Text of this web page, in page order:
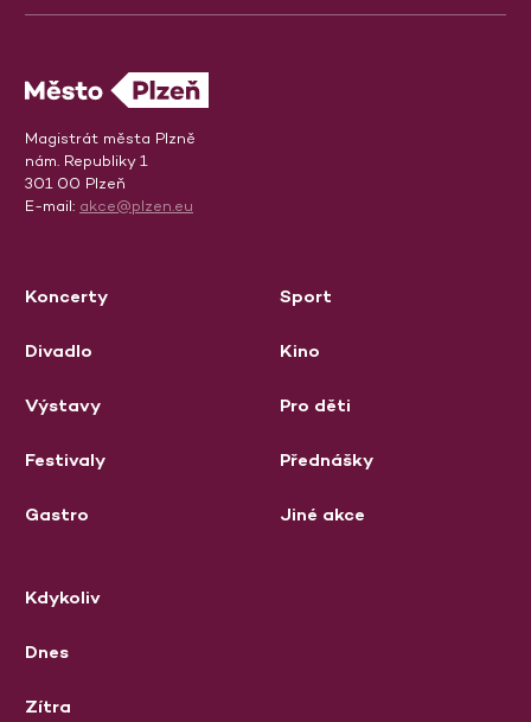
Magistrát města Plzně
nám. Republiky 1
301 00 Plzeň
E-mail: akce@plzen.eu
Koncerty
Divadlo
Výstavy
Festivaly
Gastro
Sport
Kino
Pro děti
Přednášky
Jiné akce
Kdykoliv
Dnes
Zítra